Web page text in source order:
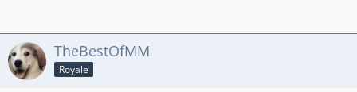
TheBestOfMM
Royale